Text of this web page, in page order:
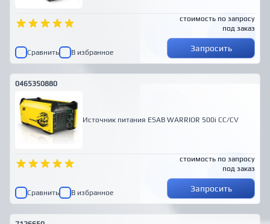
стоимость по запросу
под заказ
Сравнить В избранное Запросить
0465350880
Источник питания ESAB WARRIOR 500i CC/CV
стоимость по запросу
под заказ
Сравнить В избранное Запросить